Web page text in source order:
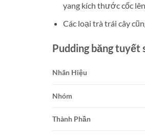
yang kích thước cốc
Các loại trà trái cây
Pudding băng tuyết
Nhãn Hiệu
Nhóm
Thành Phần